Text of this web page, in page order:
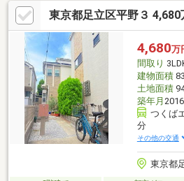
東京都足立区平野３ 4,680
4,680万
間取り
建物面積
土地面積
築年月
つくば
分
その他の交通
東京都